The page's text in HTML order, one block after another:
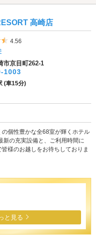
高崎店
5つ星のうち4.5
4.56
市京目町262-1
1003
(車15分)
個性豊かな全68室が輝くホテル
の充実設備と、ご利用時間に
様のお越しをお待ちしておりま
と見る